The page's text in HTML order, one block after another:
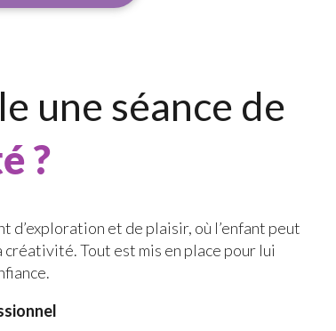
une séance de
?
d’exploration et de plaisir, où l’enfant peut
Tout est mis en place pour lui